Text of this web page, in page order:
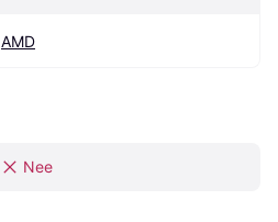
AMD
Nee